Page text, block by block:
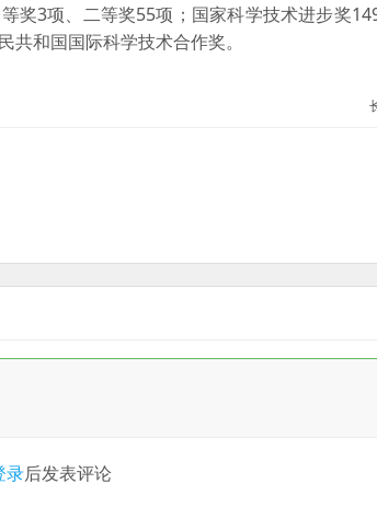
奖3项、二等奖55项；国家科学技术进步奖
和国国际科学技术合作奖。
录后发表评论